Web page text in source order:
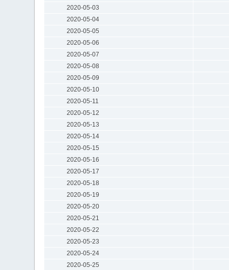
2020-05-03
2020-05-04
2020-05-05
2020-05-06
2020-05-07
2020-05-08
2020-05-09
2020-05-10
2020-05-11
2020-05-12
2020-05-13
2020-05-14
2020-05-15
2020-05-16
2020-05-17
2020-05-18
2020-05-19
2020-05-20
2020-05-21
2020-05-22
2020-05-23
2020-05-24
2020-05-25